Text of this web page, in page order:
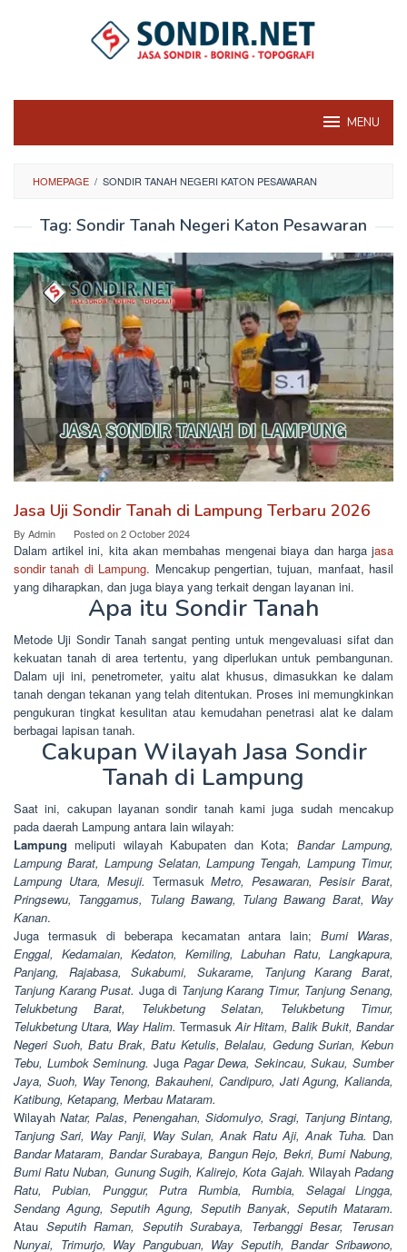
MENU
HOMEPAGE / SONDIR TANAH NEGERI KATON PESAWARAN
Tag: Sondir Tanah Negeri Katon Pesawaran
Jasa Uji Sondir Tanah di Lampung Terbaru 2026
By Admin Posted on2 October 2024
Dalam artikel ini, kita akan membahas mengenai biaya dan harga jasa
sondir tanah di Lampung. Mencakup pengertian, tujuan, manfaat, hasil
yang diharapkan, dan juga biaya yang terkait dengan layanan ini.
Apa itu Sondir Tanah
Metode Uji Sondir Tanah sangat penting untuk mengevaluasi sifat dan
kekuatan tanah di area tertentu, yang diperlukan untuk pembangunan.
Dalam uji ini, penetrometer, yaitu alat khusus, dimasukkan ke dalam
tanah dengan tekanan yang telah ditentukan. Proses ini memungkinkan
pengukuran tingkat kesulitan atau kemudahan penetrasi alat ke dalam
berbagai lapisan tanah.
Cakupan Wilayah Jasa Sondir
Tanah di Lampung
Saat ini, cakupan layanan sondir tanah kami juga sudah mencakup
pada daerah Lampung antara lain wilayah:
Lampung meliputi wilayah Kabupaten dan Kota; Bandar Lampung,
Lampung Barat, Lampung Selatan, Lampung Tengah, Lampung Timur,
Lampung Utara, Mesuji. TermasukMetro, Pesawaran, Pesisir Barat,
Pringsewu, Tanggamus, Tulang Bawang, Tulang Bawang Barat, Way
Kanan.
Juga termasuk di beberapa kecamatan antara lain;Bumi Waras,
Enggal, Kedamaian, Kedaton, Kemiling, Labuhan Ratu, Langkapura,
Panjang, Rajabasa, Sukabumi, Sukarame, Tanjung Karang Barat,
Tanjung Karang Pusat. Juga di Tanjung Karang Timur, Tanjung Senang,
Telukbetung Barat, Telukbetung Selatan, Telukbetung Timur,
Telukbetung Utara, Way Halim. TermasukAir Hitam, Balik Bukit, Bandar
Negeri Suoh, Batu Brak, Batu Ketulis, Belalau, Gedung Surian, Kebun
Tebu, Lumbok Seminung. JugaPagar Dewa, Sekincau, Sukau, Sumber
Jaya, Suoh, Way Tenong, Bakauheni, Candipuro, Jati Agung, Kalianda,
Katibung, Ketapang, Merbau Mataram.
Wilayah Natar, Palas, Penengahan, Sidomulyo, Sragi, Tanjung Bintang,
Tanjung Sari, Way Panji, Way Sulan, Anak Ratu Aji, Anak Tuha. Dan
Bandar Mataram, Bandar Surabaya, Bangun Rejo, Bekri, Bumi Nabung,
Bumi Ratu Nuban, Gunung Sugih, Kalirejo, Kota Gajah. WilayahPadang
Ratu, Pubian, Punggur, Putra Rumbia, Rumbia, Selagai Lingga,
Sendang Agung, Seputih Agung, Seputih Banyak, Seputih Mataram.
Atau Seputih Raman, Seputih Surabaya, Terbanggi Besar, Terusan
Nunyai, Trimurjo, Way Pangubuan, Way Seputih, Bandar Sribawono,